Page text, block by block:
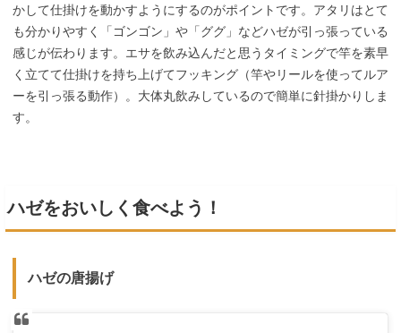
かして仕掛けを動かすようにするのがポイントです。アタリはとて
も分かりやすく「ゴンゴン」や「ググ」などハゼが引っ張っている
感じが伝わります。エサを飲み込んだと思うタイミングで竿を素早
く立てて仕掛けを持ち上げてフッキング（竿やリールを使ってルア
ーを引っ張る動作）。大体丸飲みしているので簡単に針掛かりしま
す。
ハゼをおいしく食べよう！
ハゼの唐揚げ